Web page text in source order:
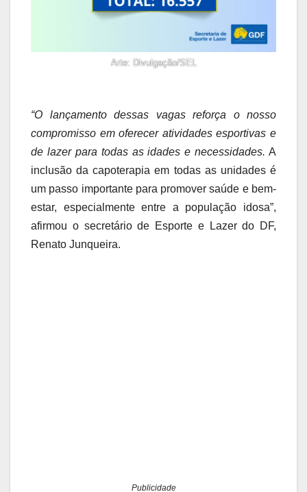
Arte: Divulgação/SEL
“O lançamento dessas vagas reforça o nosso
compromisso em oferecer atividades esportivas e
de lazer para todas as idades e necessidades. A
inclusão da capoterapia em todas as unidades é
um passo importante para promover saúde e bem-
estar, especialmente entre a população idosa”,
afirmou o secretário de Esporte e Lazer do DF,
Renato Junqueira.
Publicidade